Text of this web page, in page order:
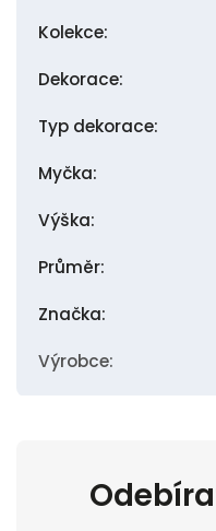
Kolekce:
Dekorace:
Typ dekorace:
Myčka:
Výška:
Průměr:
Značka:
Výrobce: